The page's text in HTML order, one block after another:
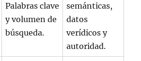
Palabras clave
y volumen de
búsqueda.
semánticas,
datos
verídicos y
autoridad.